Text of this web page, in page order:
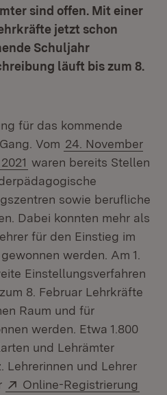
sind offen. Mit einer
jetzt schon
Schuljahr
läuft bis zum 8.
für das kommende
Vom 24. November
waren bereits Stellen
sowie berufliche
Dabei konnten mehr als
für den Einstieg im
werden. Am 1.
Einstellungsverfahren
8. Februar Lehrkräfte
Raum und für
werden. Etwa 1.800
und Lehrämter
Lehrerinnen und Lehrer
Extern:
Online-Registrierung